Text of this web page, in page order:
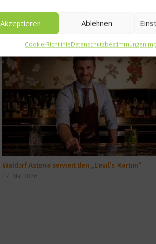
Akzeptieren Ablehnen
Cookie-RichtlinieDatenschutzbestimmungen
Waldorf Astoria serviert den „Devil’s Martini“
17. Mai 2026